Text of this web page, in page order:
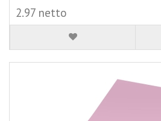
2.97 netto